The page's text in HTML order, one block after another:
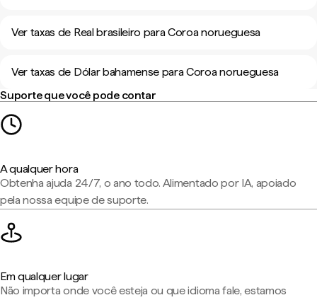
Ver taxas de Real brasileiro para Coroa norueguesa
Ver taxas de Dólar bahamense para Coroa norueguesa
Suporte que você pode contar
A qualquer hora
Obtenha ajuda 24/7, o ano todo. Alimentado por IA, apoiado
pela nossa equipe de suporte.
Em qualquer lugar
Não importa onde você esteja ou que idioma fale, estamos